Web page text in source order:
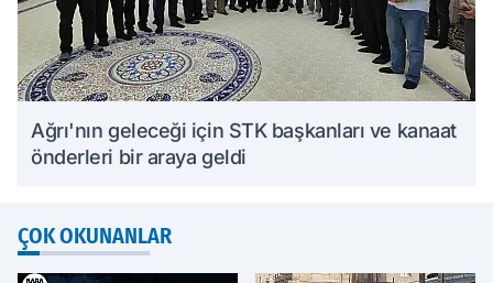
Ağrı'nın geleceği için STK başkanları ve kanaat
önderleri bir araya geldi
ÇOK OKUNANLAR